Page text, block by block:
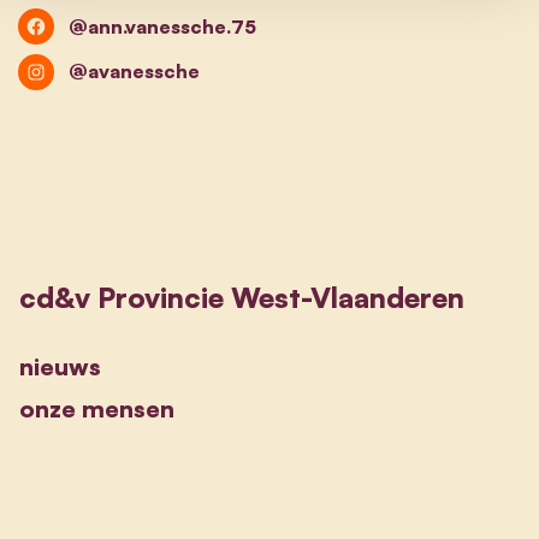
@ann.vanessche.75
@avanessche
cd&v Provincie West-Vlaanderen
nieuws
onze mensen